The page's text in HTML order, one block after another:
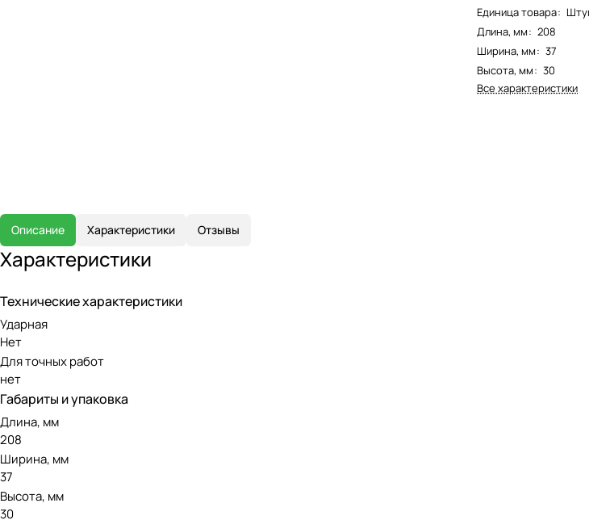
Единица товара:
Длина, мм: 208
Ширина, мм: 37
Высота, мм: 30
Все характеристики
Описание Характеристики Отзывы
Характеристики
Технические характеристики
Ударная
Нет
Для точных работ
нет
Габариты и упаковка
Длина, мм
208
Ширина, мм
37
Высота, мм
30